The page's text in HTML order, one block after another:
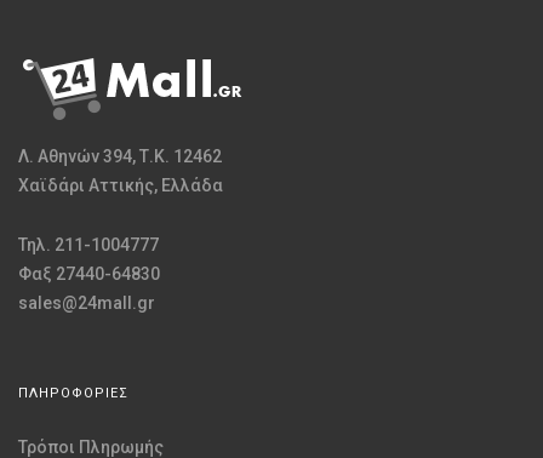
Λ. Αθηνών 394, Τ.Κ. 12462
Χαϊδάρι Αττικής, Ελλάδα
Τηλ. 211-1004777
Φαξ 27440-64830
sales@24mall.gr
ΠΛΗΡΟΦΟΡΙΕΣ
Τρόποι Πληρωμής